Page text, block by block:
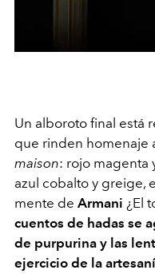
Un alboroto final está
que rinden homenaje
maison: rojo magenta
azul cobalto y greige,
mente de Armani ¿El
cuentos de hadas se
de purpurina y las
ejercicio de la